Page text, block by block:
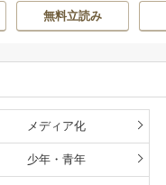
どうやら本物の聖
女は私のようで
無料立読み
メディア化
少年・青年